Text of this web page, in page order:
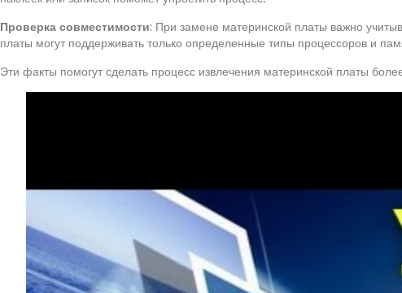
Проверка совместимости: При замене материнской платы важно
платы могут поддерживать только определенные типы процессоров и
Эти факты помогут сделать процесс извлечения материнской платы